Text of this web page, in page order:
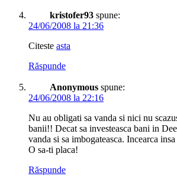
kristofer93 spune:
24/06/2008 la 21:36
Citeste asta
Răspunde
Anonymous spune:
24/06/2008 la 22:16
Nu au obligati sa vanda si nici nu
banii!! Decat sa investeasca bani in
vanda si sa imbogateasca. Incearca
O sa-ti placa!
Răspunde